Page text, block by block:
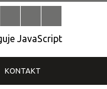
JavaScript
KONTAKT